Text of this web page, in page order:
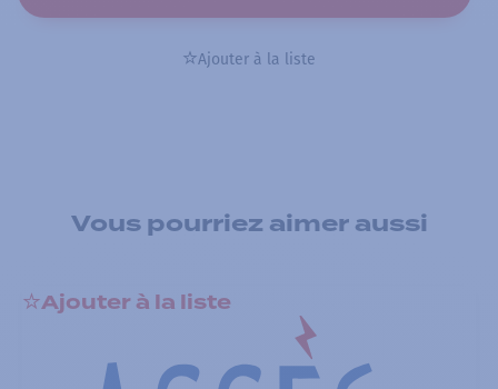
Ajouter à la liste
Vous pourriez aimer aussi
Ajouter à la liste